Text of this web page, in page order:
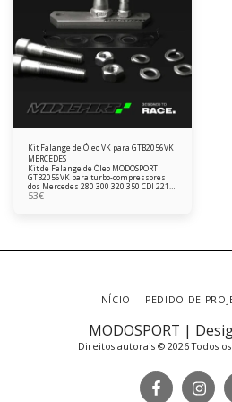
Kit Falange de Óleo VK para GTB2056VK
MERCEDES
Kit de Falange de Óleo MODOSPORT
GTB2056VK para turbo-compressores
dos Mercedes 280 300 320 350 CDI 221cv
224cv 225cv 231cv 236cv 237cv.
53€
MODOSPORT |
Direitos autorais © 2026 Todos
INÍCIO PEDIDO DE